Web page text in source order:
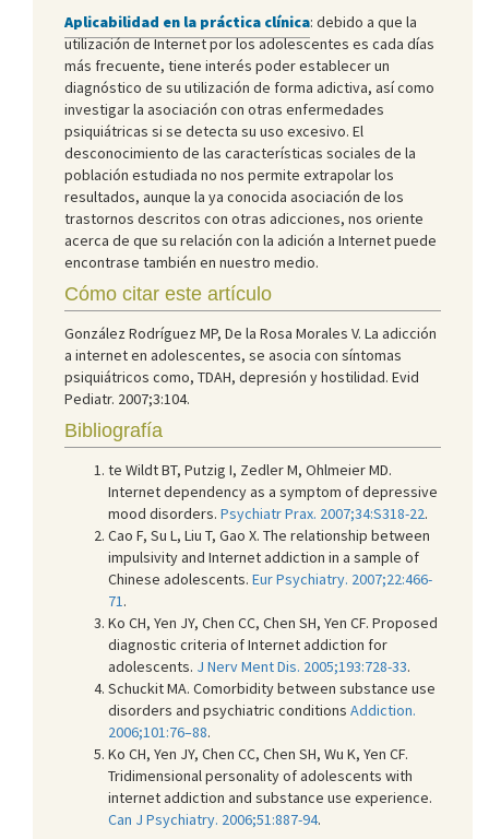
Aplicabilidad en la práctica clínica: debido a que la
utilización de Internet por los adolescentes es cada días
más frecuente, tiene interés poder establecer un
diagnóstico de su utilización de forma adictiva, así como
investigar la asociación con otras enfermedades
psiquiátricas si se detecta su uso excesivo. El
desconocimiento de las características sociales de la
población estudiada no nos permite extrapolar los
resultados, aunque la ya conocida asociación de los
trastornos descritos con otras adicciones, nos oriente
acerca de que su relación con la adición a Internet puede
encontrase también en nuestro medio.
Cómo citar este artículo
González Rodríguez MP, De la Rosa Morales V. La adicción
a internet en adolescentes, se asocia con síntomas
psiquiátricos como, TDAH, depresión y hostilidad. Evid
Pediatr. 2007;3:104.
Bibliografía
te Wildt BT, Putzig I, Zedler M, Ohlmeier MD.
Internet dependency as a symptom of depressive
mood disorders. Psychiatr Prax. 2007;34:S318-22.
Cao F, Su L, Liu T, Gao X. The relationship between
impulsivity and Internet addiction in a sample of
Chinese adolescents. Eur Psychiatry. 2007;22:466-
71 .
Ko CH, Yen JY, Chen CC, Chen SH, Yen CF. Proposed
diagnostic criteria of Internet addiction for
adolescents. J Nerv Ment Dis. 2005;193:728-33.
Schuckit MA. Comorbidity between substance use
disorders and psychiatric conditions Addiction.
2006;101:76–88.
Ko CH, Yen JY, Chen CC, Chen SH, Wu K, Yen CF.
Tridimensional personality of adolescents with
internet addiction and substance use experience.
Can J Psychiatry. 2006;51:887-94.